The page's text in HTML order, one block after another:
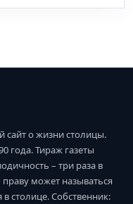
о жизни столицы.
года. Тираж газеты
– три раза в
может называться
столице. Собственник: